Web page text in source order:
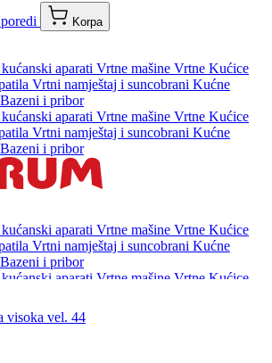
Korpa
aparati Vrtne mašine Vrtne Kućice
Vrtni namještaj i suncobrani Kućne
Bazeni i pribor
aparati Vrtne mašine Vrtne Kućice
Vrtni namještaj i suncobrani Kućne
Bazeni i pribor
aparati Vrtne mašine Vrtne Kućice
Vrtni namještaj i suncobrani Kućne
Bazeni i pribor
aparati Vrtne mašine Vrtne Kućice
Bazeni i pribor
visoka vel. 44